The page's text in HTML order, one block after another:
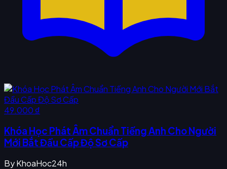
49.000 ₫
Khóa Học Phát Âm Chuẩn Tiếng Anh Cho Người
Mới Bắt Đầu Cấp Độ Sơ Cấp
ByKhoaHoc24h